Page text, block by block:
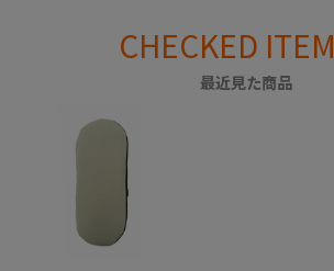
CHECKED ITEM
最近見た商品